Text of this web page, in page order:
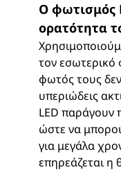
Ο φωτισμός
ορατότητα
τον
φωτός τους δεν
υπεριώδεις
LED παράγουν
ώστε να
για μεγάλα
επηρεάζεται η